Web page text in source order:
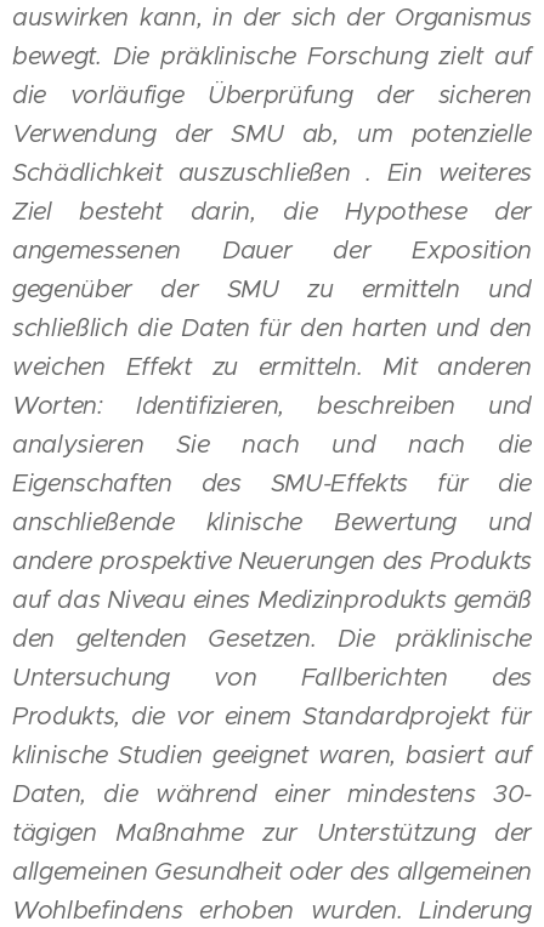
auswirken kann, in der sich der Organismus
bewegt. Die präklinische Forschung zielt auf
die vorläufige Überprüfung der sicheren
Verwendung der SMU ab, um potenzielle
Schädlichkeit auszuschließen . Ein weiteres
Ziel besteht darin, die Hypothese der
angemessenen Dauer der Exposition
gegenüber der SMU zu ermitteln und
schließlich die Daten für den harten und den
weichen Effekt zu ermitteln. Mit anderen
Worten: Identifizieren, beschreiben und
analysieren Sie nach und nach die
Eigenschaften des SMU-Effekts für die
anschließende klinische Bewertung und
andere prospektive Neuerungen des Produkts
auf das Niveau eines Medizinprodukts gemäß
den geltenden Gesetzen. Die präklinische
Untersuchung von Fallberichten des
Produkts, die vor einem Standardprojekt für
klinische Studien geeignet waren, basiert auf
Daten, die während einer mindestens 30-
tägigen Maßnahme zur Unterstützung der
allgemeinen Gesundheit oder des allgemeinen
Wohlbefindens erhoben wurden. Linderung